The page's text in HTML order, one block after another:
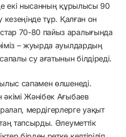
екі нысанның құрылысы 90
кезеңінде тұр. Қалған он
70-80 пайыз аралығында
– жуырда ауылдардың
су ағатынын білдіреді.
сапамен өлшенеді.
Жәнібек Ағыбаев
мердігерлерге уақыт
тапсырды. Әлеуметтік